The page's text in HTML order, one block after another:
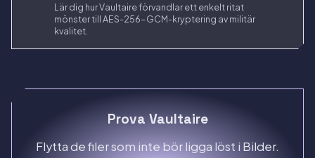
Lär dig hur Vaultaire förvandlar ett enkelt ritat
mönster till AES-256-GCM-kryptering av militär
kvalitet.
Prova Vaultaire
Flytta de filer som inte bör ligga löst i Bilder.